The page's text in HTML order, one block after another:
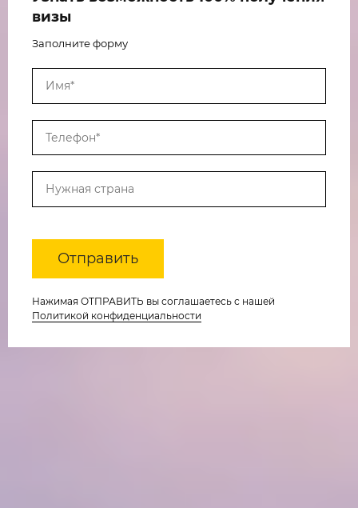
визы
Заполните форму
Отправить
Нажимая ОТПРАВИТЬ вы соглашаетесь с нашей
Политикой конфиденциальности